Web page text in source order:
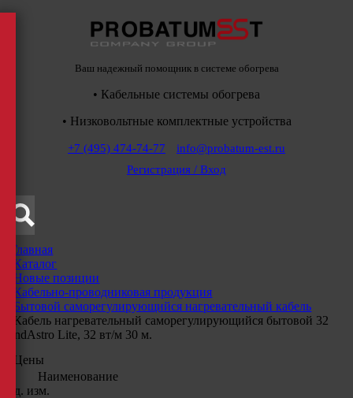
Ваш надежный помощник в системе обогрева
• Кабельные системы обогрева
• Низковольтные комплектные устройства
+7 (495) 474-74-77
info@probatum-est.ru
Регистрация / Вход
Главная
Каталог
Новые позиции
Кабельно-проводниковая продукция
Бытовой саморегулирующийся нагревательный кабель
Кабель нагревательный саморегулирующийся бытовой 32
IndAstro Lite, 32 вт/м 30 м.
Цены
Наименование
Ед. изм.